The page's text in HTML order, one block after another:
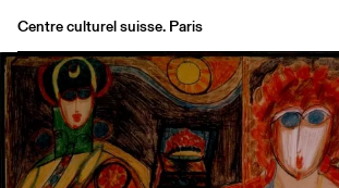
Centre culturel suisse. Paris
Agenda
Librairie
Buvette
Archives